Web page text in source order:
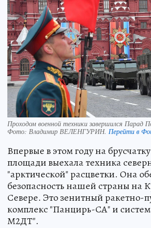
Проходом военной техники завершился Парад
Фото: Владимир ВЕЛЕНГУРИН. Перейти в
Впервые в этом году на
площади выехала техника
"арктической" расцветки. Она
безопасность нашей страны на
Севере. Это зенитный ракетно-
комплекс "Панцирь-СА" и
М2ДТ".